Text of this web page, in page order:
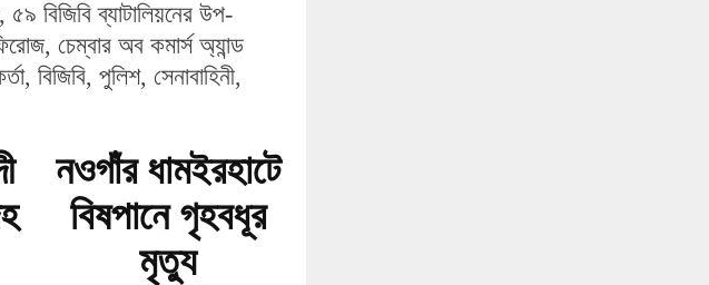
বিজিবি ব্যাটালিয়নের উপ-
চেম্বার অব কমার্স অ্যান্ড
বিজিবি, পুলিশ, সেনাবাহিনী,
নওগাঁর ধামইরহাটে
বিষপানে গৃহবধূর
মৃত্যু